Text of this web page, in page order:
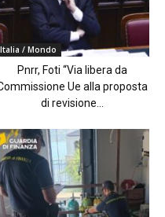
Italia / Mondo
Pnrr, Foti “Via libera da
Ue alla proposta
di revisione...